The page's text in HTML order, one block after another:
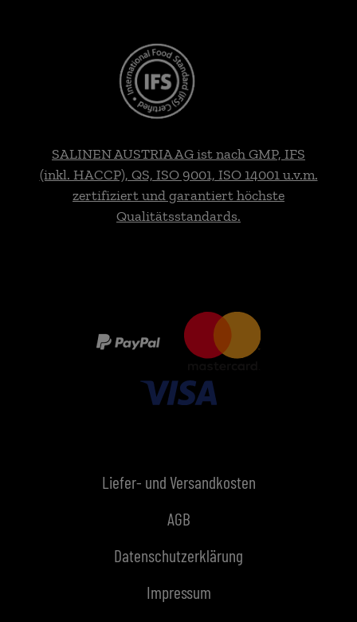
SALINEN AUSTRIA AG ist nach GMP, IFS
(inkl. HACCP), QS, ISO 9001, ISO 14001 u.v.m.
zertifiziert und garantiert höchste
Qualitätsstandards.
Liefer- und Versandkosten
AGB
Datenschutzerklärung
Impressum